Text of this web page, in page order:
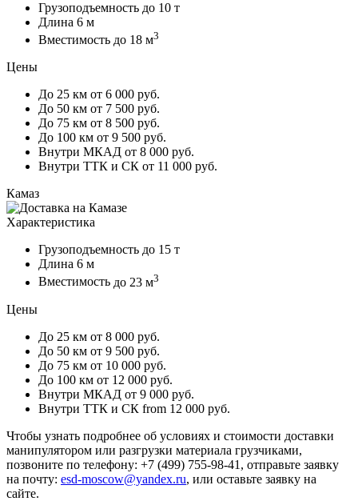
Грузоподъемность до 10 т
Длина 6 м
Вместимость до 18 м3
Цены
До 25 км от 6 000 руб.
До 50 км от 7 500 руб.
До 75 км от 8 500 руб.
До 100 км от 9 500 руб.
Внутри МКАД от 8 000 руб.
Внутри ТТК и СК от 11 000 руб.
Камаз
Характеристика
Грузоподъемность до 15 т
Длина 6 м
Вместимость до 23 м3
Цены
До 25 км от 8 000 руб.
До 50 км от 9 500 руб.
До 75 км от 10 000 руб.
До 100 км от 12 000 руб.
Внутри МКАД от 9 000 руб.
Внутри ТТК и СК from 12 000 руб.
Чтобы узнать подробнее об условиях и стоимости доставки
манипулятором или разгрузки материала грузчиками,
позвоните по телефону: +7 (499) 755-98-41, отправьте заявку
на почту: esd-moscow@yandex.ru, или оставьте заявку на
сайте.